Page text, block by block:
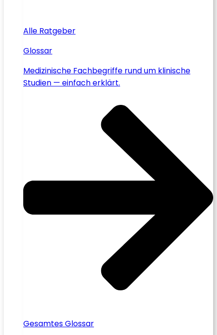
Alle Ratgeber
Glossar
Medizinische Fachbegriffe rund um klinische
Studien — einfach erklärt.
Gesamtes Glossar